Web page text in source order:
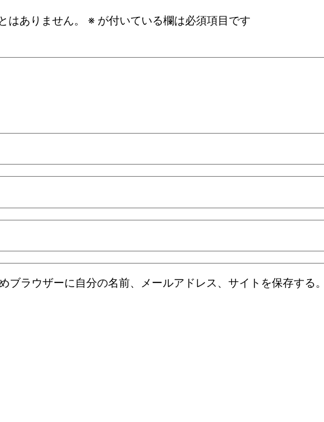
はありません。 ※ が付いている欄は必須項目です
ブラウザーに自分の名前、メールアドレス、サイトを保存する。